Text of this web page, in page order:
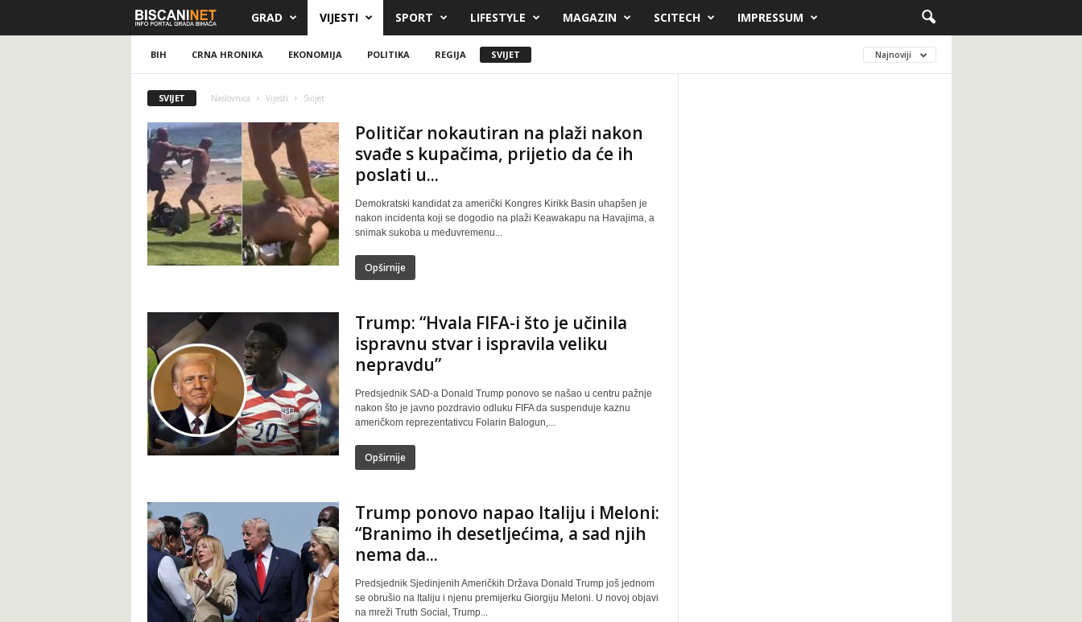
i
c
a
i
.
t
GRAD VIJESTI SPORT LIFESTYLE MAGAZIN SCITECH IMPRESSUM
BIH CRNA HRONIKA EKONOMIJA POLITIKA REGIJA SVIJET Najnoviji
SVIJET Naslovnica Vijesti Svijet
Političar nokautiran na plaži nakon
svađe s kupačima, prijetio da će ih
poslati u...
Demokratski kandidat za američki Kongres Kirikk Basin uhapšen je
nakon incidenta koji se dogodio na plaži Keawakapu na Havajima, a
snimak sukoba u međuvremenu...
Opširnije
Trump: “Hvala FIFA-i što je učinila
ispravnu stvar i ispravila veliku
nepravdu”
Predsjednik SAD-a Donald Trump ponovo se našao u centru pažnje
nakon što je javno pozdravio odluku FIFA da suspenduje kaznu
američkom reprezentativcu Folarin Balogun,...
Opširnije
Trump ponovo napao Italiju i Meloni:
“Branimo ih desetljećima, a sad njih
nema da...
Predsjednik Sjedinjenih Američkih Država Donald Trump još jednom
se obrušio na Italiju i njenu premijerku Giorgiju Meloni. U novoj objavi
na mreži Truth Social, Trump...